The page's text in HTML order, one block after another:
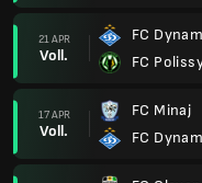
21 APR
Voll.
FC
FC
17 APR
Voll.
FC Minaj
FC